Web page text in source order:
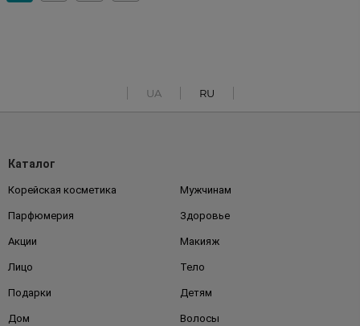
UA RU
Каталог
Корейская косметика Мужчинам
Парфюмерия Здоровье
Акции Макияж
Лицо Тело
Подарки Детям
Дом Волосы